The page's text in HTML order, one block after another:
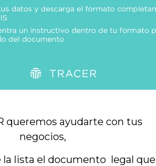
queremos ayudarte con tus
negocios,
la lista el documento legal que